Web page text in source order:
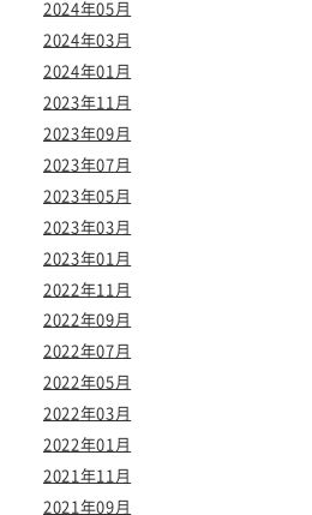
2024年05月
2024年03月
2024年01月
2023年11月
2023年09月
2023年07月
2023年05月
2023年03月
2023年01月
2022年11月
2022年09月
2022年07月
2022年05月
2022年03月
2022年01月
2021年11月
2021年09月